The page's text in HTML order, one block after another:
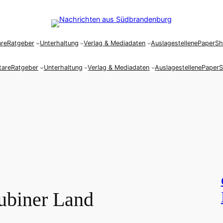
Ratgeber Unterhaltung Verlag & Mediadaten AuslagestellenePaper
Ratgeber Unterhaltung Verlag & Mediadaten AuslagestellenePaper
Land